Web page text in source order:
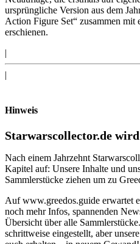
ursprüngliche Version aus dem
Action Figure Set“ zusammen mit
erschienen.
|
|
Hinweis
Starwarscollector.de
Nach einem Jahrzehnt
Kapitel auf: Unsere Inhalte und
Sammlerstücke ziehen um zu
Auf www.greedos.guide erwartet
noch mehr Infos, spannenden
Übersicht über alle
schrittweise eingestellt, aber